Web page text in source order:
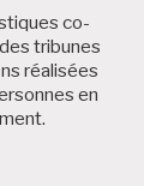
co-
tribunes
réalisées
en